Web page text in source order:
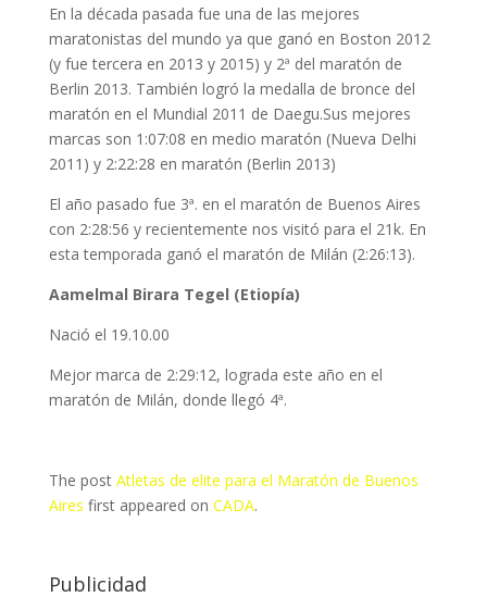
En la década pasada fue una de las mejores
maratonistas del mundo ya que ganó en Boston 2012
(y fue tercera en 2013 y 2015) y 2ª del maratón de
Berlin 2013. También logró la medalla de bronce del
maratón en el Mundial 2011 de Daegu.Sus mejores
marcas son 1:07:08 en medio maratón (Nueva Delhi
2011) y 2:22:28 en maratón (Berlin 2013)
El año pasado fue 3ª. en el maratón de Buenos Aires
con 2:28:56 y recientemente nos visitó para el 21k. En
esta temporada ganó el maratón de Milán (2:26:13).
Aamelmal Birara Tegel (Etiopía)
Nació el 19.10.00
Mejor marca de 2:29:12, lograda este año en el
maratón de Milán, donde llegó 4ª.
The post Atletas de elite para el Maratón de Buenos
Aires first appeared on CADA.
Publicidad